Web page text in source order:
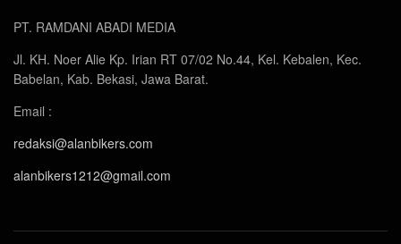
PT. RAMDANI ABADI MEDIA
Jl. KH. Noer Alie Kp. Irian RT 07/02 No.44, Kel. Kebalen, Kec.
Babelan, Kab. Bekasi, Jawa Barat.
Email :
redaksi@alanbikers.com
alanbikers1212@gmail.com